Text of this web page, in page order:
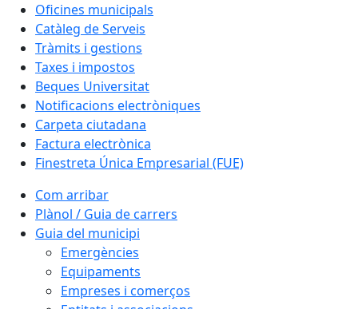
Oficines municipals
Catàleg de Serveis
Tràmits i gestions
Taxes i impostos
Beques Universitat
Notificacions electròniques
Carpeta ciutadana
Factura electrònica
Finestreta Única Empresarial (FUE)
Com arribar
Plànol / Guia de carrers
Guia del municipi
Emergències
Equipaments
Empreses i comerços